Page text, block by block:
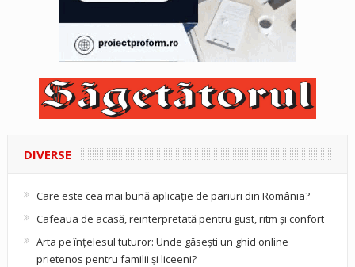
DIVERSE
Care este cea mai bună aplicație de pariuri din România?
Cafeaua de acasă, reinterpretată pentru gust, ritm și confort
Arta pe înțelesul tuturor: Unde găsești un ghid online
prietenos pentru familii și liceeni?